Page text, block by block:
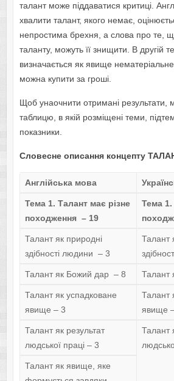
талант може піддаватися критиці.
хвалити талант, якого немає,
непростима брехня, а слова про те,
таланту, можуть її знищити. В другій
визначається як явище
можна купити за гроші.
Щоб унаочнити отримані
таблицю, в якій розміщені теми,
показники.
Словесне описання концепту
Англійська мова
Тема 1. Талант має різне
походження – 19
Тема 1.
Талант як природні
здібності людини – 3
Талант
Талант як Божий дар – 8 Талант
Талант як успадковане
явище – 3
Талант
явище
Талант як результат
людської праці – 3
Талант
Талант як явище, яке